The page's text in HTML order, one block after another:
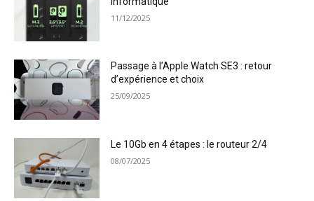
11/12/2025
Passage à l’Apple Watch SE3 : retour
d’expérience et choix
25/09/2025
Le 10Gb en 4 étapes : le routeur 2/4
08/07/2025